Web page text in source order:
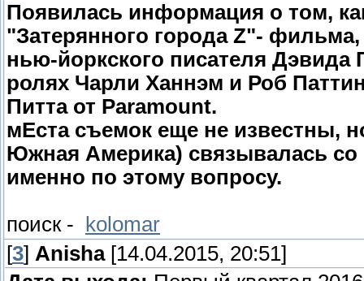
Появилась информация о том,
"Затерянного города Z"-
нью-йоркского писателя
ролях Чарли Ханнэм и Роб
Питта от Paramount.
мЕста съемок еще не известны,
Южная Америка) связывалась со
именно по этому вопросу.
поиск -
kolomar
[3] Anisha[14.04.2015, 20:51]